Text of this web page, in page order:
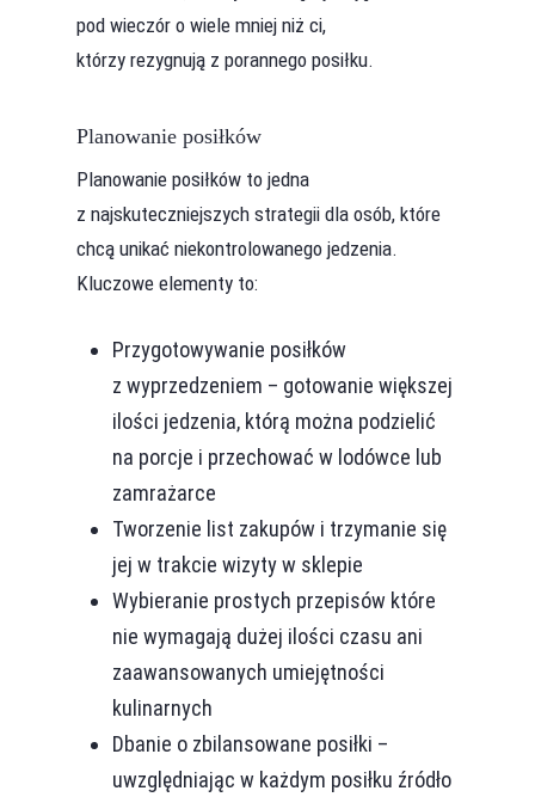
pod wieczór o wiele mniej niż ci,
którzy rezygnują z porannego posiłku.
Planowanie posiłków
Planowanie posiłków to jedna
z najskuteczniejszych strategii dla osób, które
chcą unikać niekontrolowanego jedzenia.
Kluczowe elementy to:
Przygotowywanie posiłków
z wyprzedzeniem – gotowanie większej
ilości jedzenia, którą można podzielić
na porcje i przechować w lodówce lub
zamrażarce
Tworzenie list zakupów i trzymanie się
jej w trakcie wizyty w sklepie
Wybieranie prostych przepisów które
nie wymagają dużej ilości czasu ani
zaawansowanych umiejętności
kulinarnych
Dbanie o zbilansowane posiłki –
uwzględniając w każdym posiłku źródło